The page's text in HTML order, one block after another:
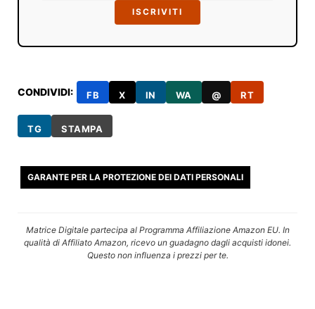
ISCRIVITI
CONDIVIDI: FB X IN WA @ RT
TG STAMPA
GARANTE PER LA PROTEZIONE DEI DATI PERSONALI
Matrice Digitale partecipa al Programma Affiliazione Amazon EU. In
qualità di Affiliato Amazon, ricevo un guadagno dagli acquisti idonei.
Questo non influenza i prezzi per te.